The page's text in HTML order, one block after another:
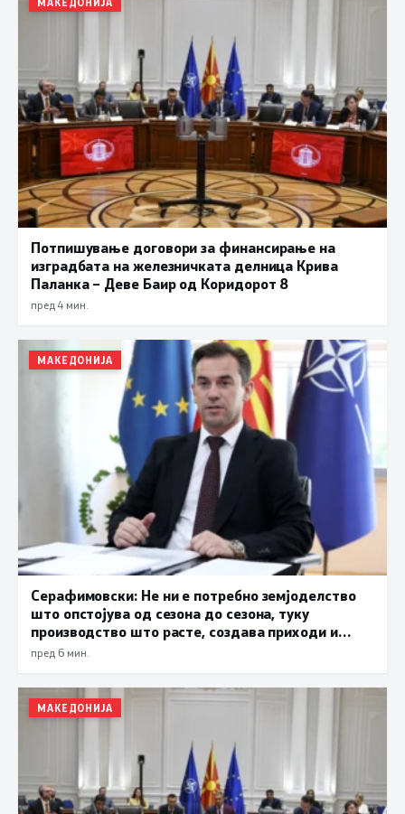
Потпишување договори за финансирање на
изградбата на железничката делница Крива
Паланка – Деве Баир од Коридорот 8
пред 4 мин.
МАКЕДОНИЈА
Серафимовски: Не ни е потребно земјоделство
што опстојува од сезона до сезона, туку
производство што расте, создава приходи и
обезбедува храна за државата
пред 6 мин.
МАКЕДОНИЈА